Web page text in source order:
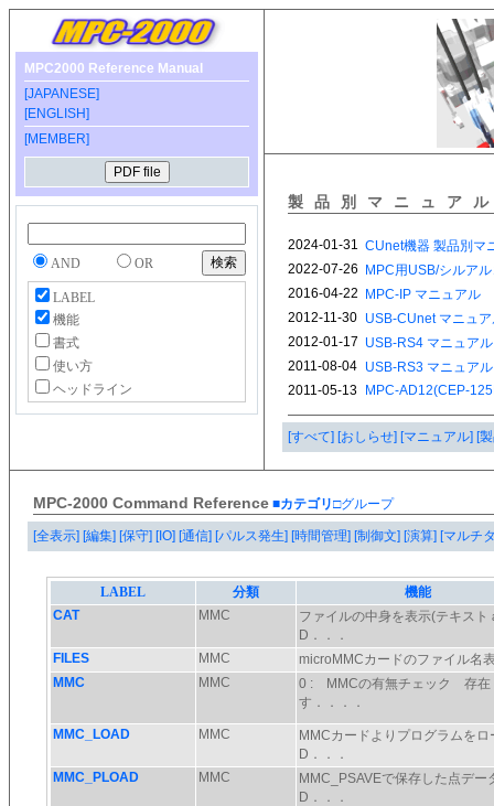
MPC2000 Reference Manual
[JAPANESE]
[ENGLISH]
[MEMBER]
AND OR
LABEL
機能
書式
使い方
ヘッドライン
製品別マニュア
[すべて] [おしらせ] [マニュアル] [
MPC-2000 Command Reference ■カテゴリ□グループ
[全表示] [編集] [保守] [IO] [通信] [パルス発生] [時間管理] [制御文] [演算] [マルチ